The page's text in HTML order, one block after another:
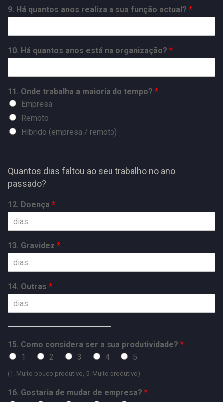
9. Há quantos anos realiza a sua função actual? *
10. Há quantos anos está na organização? *
11. Onde trabalha a maioria do tempo? *
Empresa
Remoto
Híbrido (empresa / remoto)
Quantos dias faltou ao seu trabalho no ano
passado?
12. Doença *
13. Gravidez *
14. Outras *
15. Como considera ser a sua produtividade? *
1
2 3 4 5
(1. Muito pouco produtivo, 5. Muito produtivo)
16. Gostaria de mudar de empresa? *